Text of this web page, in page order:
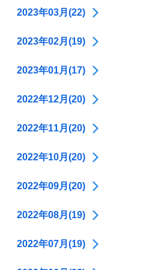
2023年03月(22)
2023年02月(19)
2023年01月(17)
2022年12月(20)
2022年11月(20)
2022年10月(20)
2022年09月(20)
2022年08月(19)
2022年07月(19)